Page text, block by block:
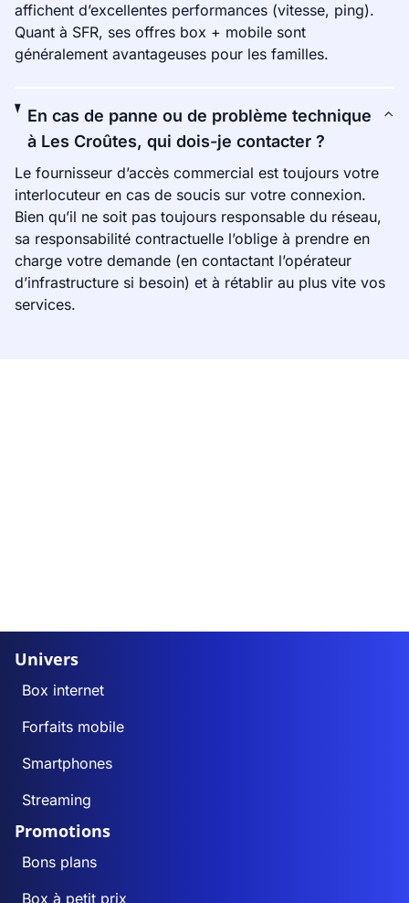
affichent d’excellentes performances (vitesse, ping).
Quant à SFR, ses offres box + mobile sont
généralement avantageuses pour les familles.
En cas de panne ou de problème technique
à Les Croûtes, qui dois-je contacter ?
Le fournisseur d’accès commercial est toujours votre
interlocuteur en cas de soucis sur votre connexion.
Bien qu’il ne soit pas toujours responsable du réseau,
sa responsabilité contractuelle l’oblige à prendre en
charge votre demande (en contactant l’opérateur
d’infrastructure si besoin) et à rétablir au plus vite vos
services.
Univers
Box internet
Forfaits mobile
Smartphones
Streaming
Promotions
Bons plans
Box à petit prix